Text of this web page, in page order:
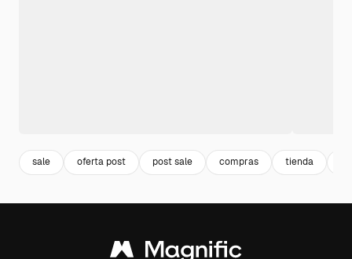
sale oferta post post sale compras tienda